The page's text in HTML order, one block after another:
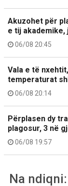
Akuzohet për
e tij
06/08 20:45
Vala e të
temperaturat
06/08 20:14
Përplasen dy
plagosur, 3 në
06/08 19:57
Na ndiqni: